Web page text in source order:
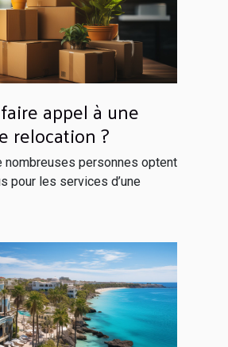
appel à une
relocation ?
nombreuses personnes optent
pour les services d’une